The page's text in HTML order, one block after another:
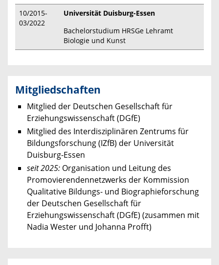
10/2015-
03/2022
Universität Duisburg-Essen
Bachelorstudium HRSGe Lehramt
Biologie und Kunst
Mitgliedschaften
Mitglied der Deutschen Gesellschaft für
Erziehungswissenschaft (DGfE)
Mitglied des Interdisziplinären Zentrums für
Bildungsforschung (IZfB) der Universität
Duisburg-Essen
seit 2025: Organisation und Leitung des
Promovierendennetzwerks der Kommission
Qualitative Bildungs- und Biographieforschung
der Deutschen Gesellschaft für
Erziehungswissenschaft (DGfE) (zusammen mit
Nadia Wester und Johanna Profft)